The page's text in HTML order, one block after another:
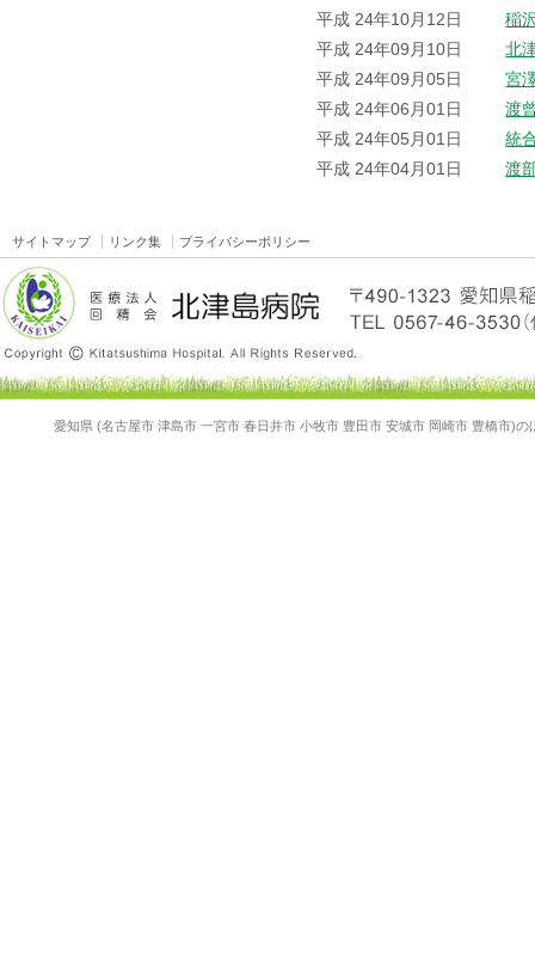
平成 24年10月12日
稲
平成 24年09月10日
北
平成 24年09月05日
宮
平成 24年06月01日
渡
平成 24年05月01日
統
平成 24年04月01日
渡
サイトマップ リンク集 プライバシーポリシー
愛知県 (名古屋市 津島市 一宮市 春日井市 小牧市 豊田市 安城市 岡崎市 豊橋市)